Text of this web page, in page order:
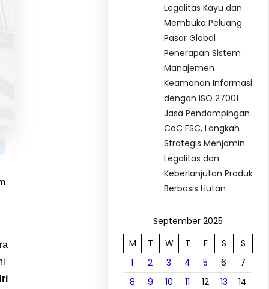
Legalitas Kayu dan
Membuka Peluang
Pasar Global
Penerapan Sistem
Manajemen
Keamanan Informasi
dengan ISO 27001
Jasa Pendampingan
CoC FSC, Langkah
Strategis Menjamin
Legalitas dan
Keberlanjutan Produk
Berbasis Hutan
September 2025
M
T W T F S
S
1
2 3 4 5 6
7
8
9 10 11 12 13
14